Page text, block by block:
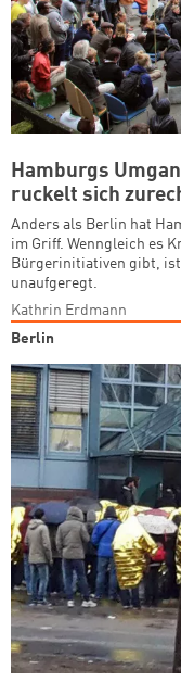
Hamburgs
ruckelt sich
Anders als Berlin hat
im Griff. Wenngleich es
Bürgerinitiativen gibt,
unaufgeregt.
Kathrin Erdmann
Berlin